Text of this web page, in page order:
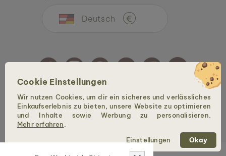
Cookie Einstellungen
Wir nutzen Cookies, um dir ein sicheres und verlässliches
Einkaufserlebnis zu bieten, unsere Website zu optimieren
und Inhalte sowie Werbung zu personalisieren.
Mehr erfahren
Einstellungen
Okay
Deutsch €
Copyright © 2026 Holzkern - Eine Marke der Time for Nature GmbH. Alle Rechte
vorbehalten.